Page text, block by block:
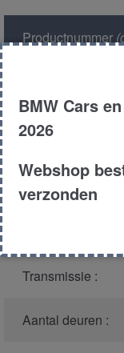
Productnummer
Model :
Type :
Transmissie :
Aantal deuren :
BMW Cars
2026
Webshop
verzonden